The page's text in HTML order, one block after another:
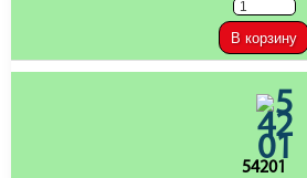
В корзину
54201